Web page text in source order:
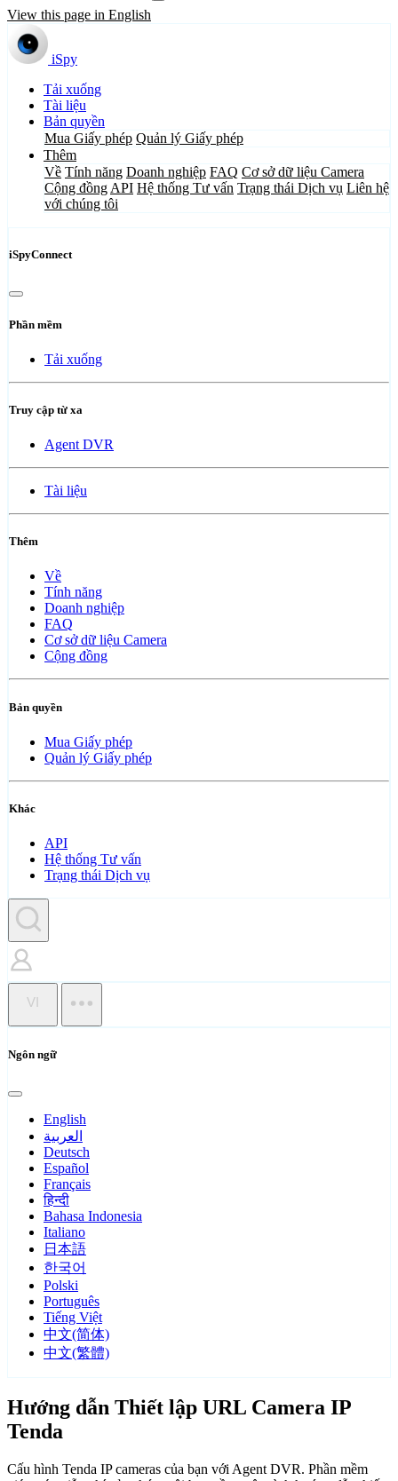
View this page in English
iSpy
Tải xuống
Tài liệu
Bản quyền
Mua Giấy phép Quản lý Giấy phép
Thêm
Về Tính năng Doanh nghiệp FAQ Cơ sở dữ liệu Camera
Cộng đồng API Hệ thống Tư vấn Trạng thái Dịch vụ Liên hệ
với chúng tôi
iSpyConnect
Phần mềm
Tải xuống
Truy cập từ xa
Agent DVR
Tài liệu
Thêm
Về
Tính năng
Doanh nghiệp
FAQ
Cơ sở dữ liệu Camera
Cộng đồng
Bản quyền
Mua Giấy phép
Quản lý Giấy phép
Khác
API
Hệ thống Tư vấn
Trạng thái Dịch vụ
VI
Ngôn ngữ
English
العربية
Deutsch
Español
Français
हिन्दी
Bahasa Indonesia
Italiano
日本語
한국어
Polski
Português
Tiếng Việt
中文(简体)
中文(繁體)
Hướng dẫn Thiết lập URL Camera IP
Tenda
Cấu hình Tenda IP cameras của bạn với Agent DVR. Phần mềm